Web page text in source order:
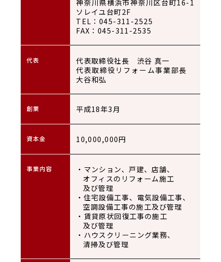
神奈川県横浜市神奈川区台町16-1
ソレイユ台町2F
TEL：045-311-2525
FAX：045-311-2535
代表
代表取締役社長 渋谷 真一
代表取締役リフォーム事業部長
大谷和弘
創業 平成18年3月
資本金 10,000,000円
事業内容
・マンション、戸建、店舗、
オフィスのリフォーム施工
及び管理
・住宅設備工事、電気設備工事、
空調設備工事の施工及び管理
・賃貸原状回復工事の施工
及び管理
・ハウスクリーニング業務、
清掃及び管理